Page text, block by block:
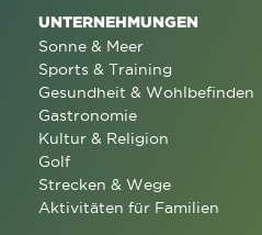
UNTERNEHMUNGEN
Sonne & Meer
Sports & Training
Gesundheit & Wohlbefinden
Gastronomie
Kultur & Religion
Golf
Strecken & Wege
Aktivitäten für Familien